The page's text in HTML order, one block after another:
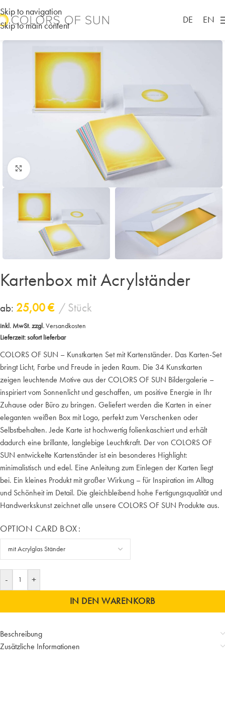
Skip to navigation
Skip to main content
DE EN
zum vergrößern klicken
Kartenbox mit Acrylständer
ab: 25,00€ Stück
inkl. MwSt.zzgl.Versandkosten
Lieferzeit:sofort lieferbar
COLORS OF SUN – Kunstkarten Set mit Kartenständer. Das Karten-Set
bringt Licht, Farbe und Freude in jeden Raum. Die 34 Kunstkarten
zeigen leuchtende Motive aus der COLORS OF SUN Bildergalerie –
inspiriert vom Sonnenlicht und geschaffen, um positive Energie in Ihr
Zuhause oder Büro zu bringen. Geliefert werden die Karten in einer
eleganten weißen Box mit Logo, perfekt zum Verschenken oder
Selbstbehalten. Jede Karte ist hochwertig folienkaschiert und erhält
dadurch eine brillante, langlebige Leuchtkraft. Der von COLORS OF
SUN entwickelte Kartenständer ist ein besonderes Highlight:
minimalistisch und edel. Eine Anleitung zum Einlegen der Karten liegt
bei. Ein kleines Produkt mit großer Wirkung – für Inspiration im Alltag
und Schönheit im Detail. Die gleichbleibend hohe Fertigungsqualität und
Handwerkskunst zeichnet alle unsere COLORS OF SUN Produkte aus.
OPTION CARD BOX
- +
IN DEN WARENKORB
Beschreibung
Zusätzliche Informationen